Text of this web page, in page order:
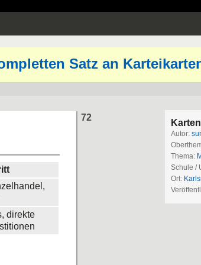
Satz an
72
direkte
Autor:
Thema:
Schule /
Ort: